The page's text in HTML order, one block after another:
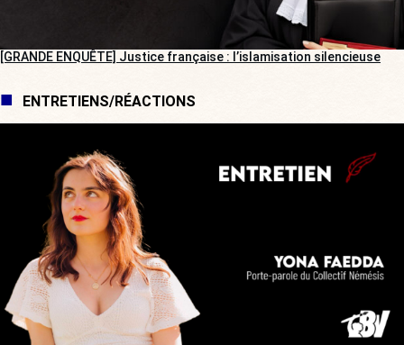
[GRANDE ENQUÊTE] Justice française : l’islamisation silencieuse
ENTRETIENS/RÉACTIONS